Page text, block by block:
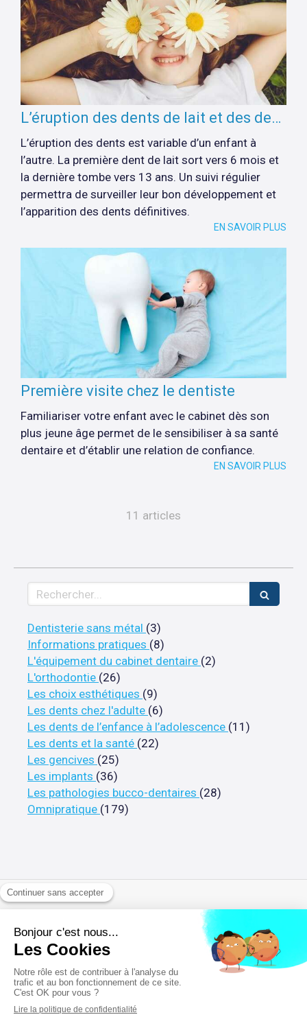
L’éruption des dents de lait et des dents définitives
L’éruption des dents est variable d’un enfant à
l’autre. La première dent de lait sort vers 6 mois et
la dernière tombe vers 13 ans. Un suivi régulier
permettra de surveiller leur bon développement et
l’apparition des dents définitives.
EN SAVOIR PLUS
Première visite chez le dentiste
Familiariser votre enfant avec le cabinet dès son
plus jeune âge permet de le sensibiliser à sa santé
dentaire et d’établir une relation de confiance.
EN SAVOIR PLUS
11 articles
Rechercher
Dentisterie sans métal (3)
Informations pratiques (8)
L'équipement du cabinet dentaire (2)
L'orthodontie (26)
Les choix esthétiques (9)
Les dents chez l'adulte (6)
Les dents de l’enfance à l’adolescence (11)
Les dents et la santé (22)
Les gencives (25)
Les implants (36)
Les pathologies bucco-dentaires (28)
Omnipratique (179)
Politique de confidentialité et charte cookie
Mentions légales
Conditions Générales Utilisation
Annuaires chirurgiens dentistes
Rechercher